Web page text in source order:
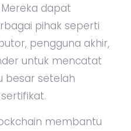
dapat
pihak seperti
pengguna akhir,
untuk mencatat
besar setelah
membantu